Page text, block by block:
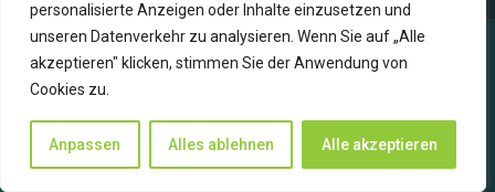
personalisierte Anzeigen oder Inhalte einzusetzen und
unseren Datenverkehr zu analysieren. Wenn Sie auf „Alle
akzeptieren" klicken, stimmen Sie der Anwendung von
Cookies zu.
Anpassen Alles ablehnen Alle akzeptieren